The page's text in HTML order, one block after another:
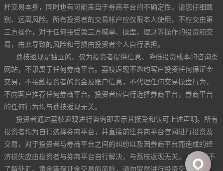
杆交易本身，同时也有可能来自于券商平台的不确定性，请您仔细甄
别、远离风险。所有投资者的交易帐户应仅限本人使用，不应交由第
三方操作，对于任何接受第三方喊单、操盘、理财等操作的投资和交
易，由此导致的风险和亏损由投资者个人自行承担。
荔枝返现是独立的、仅为投资者提供信息、降低投资成本的咨询类
网站，不隶属于任何券商平台。荔枝返现不邀约客户投资任何保证金
交易，不接触投资者的资金及账户信息，不代理任何交易操盘行为，
不向客户推荐任何券商平台。投资者应自行选择券商平台，券商平台
的任何行为均与荔枝返现无关。
投资者通过荔枝返现进行咨询即表示其接受和认可上述声明。所有
投资者均为自行选择券商平台，并直接前往券商平台官网进行投资及
交易，对于投资者与券商平台之间的纠纷以及因券商平台而造成的经
济损失应由投资者与券商平台自行解决，与荔枝返现无关。 如果您不
了解外汇、黄金等保证金交易的风险，请勿贸然进行投资交易。